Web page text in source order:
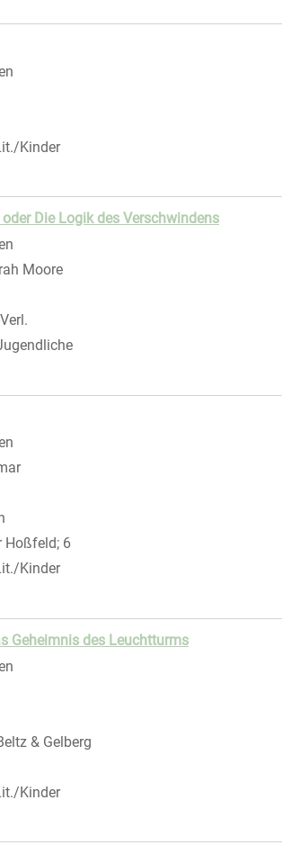
Kinder
Die Logik des Verschwindens
Moore
Suche nach diesem Verfasser
Hoßfeld; 6
Kinder
Geheimnis des Leuchtturms
& Gelberg
Kinder